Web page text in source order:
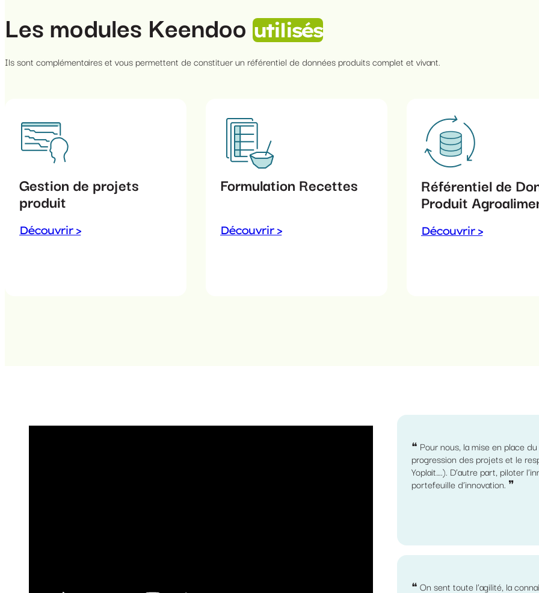
Les modules Keendoo utilisés
Ils sont complémentaires et vous permettent de constituer un référentiel de données produits complet et vivant.
Gestion de projets
produit
Découvrir >
Formulation Recettes
Découvrir >
Référentiel de
Produit
Découvrir >
❝ Pour nous, la mise en place
progression des projets et le
Yoplait….). D’autre part, piloter
portefeuille d’innovation. ❞
❝ On sent toute l’agilité, la